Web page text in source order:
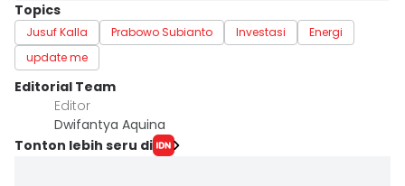
Topics
Jusuf Kalla Prabowo Subianto Investasi
Energi
update me
Editorial Team
Editor
Dwifantya Aquina
Tonton lebih seru di